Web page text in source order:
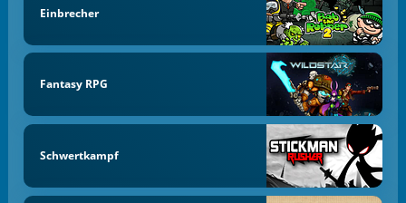
Einbrecher
Fantasy RPG
Schwertkampf